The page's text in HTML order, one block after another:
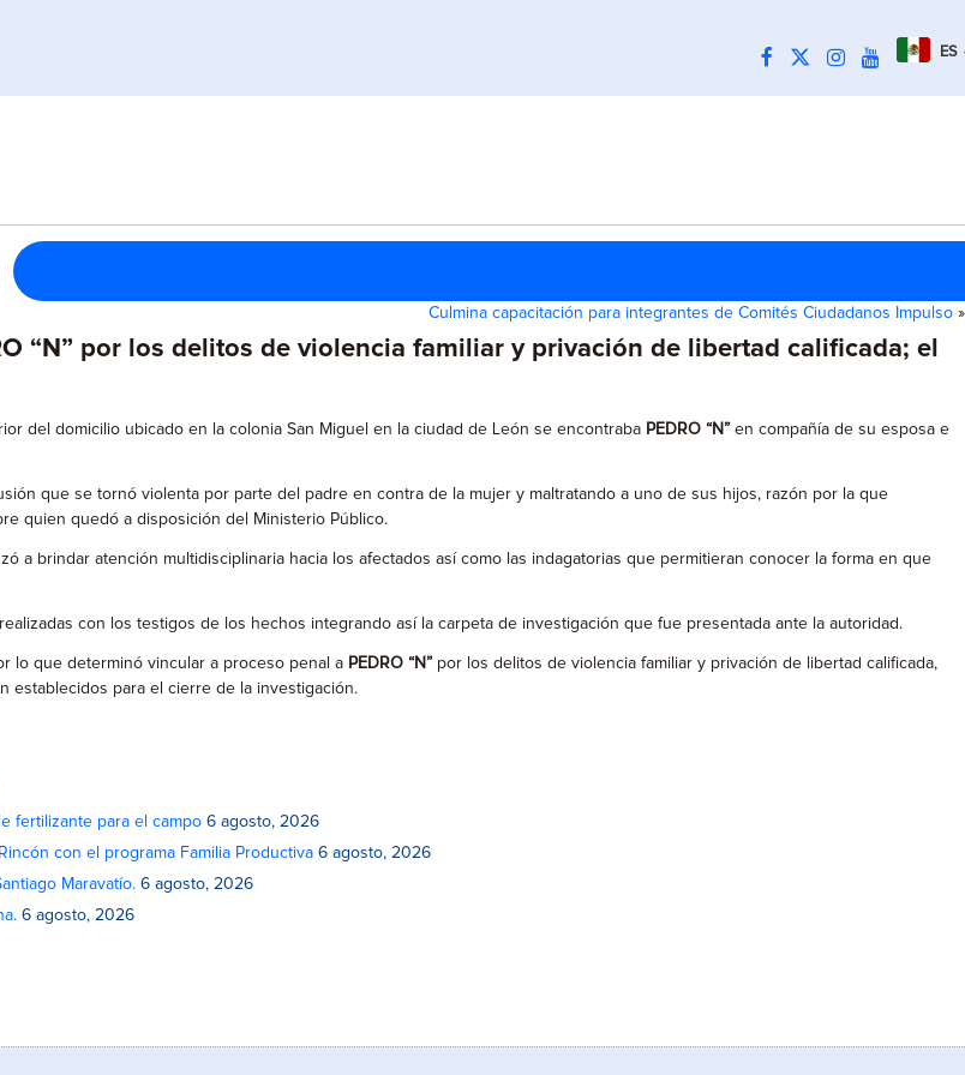
ES
Culmina capacitación para integrantes de Comités Ciudadanos Impulso »
“N” por los delitos de violencia familiar y privación de libertad calificada; el
del domicilio ubicado en la colonia San Miguel en la ciudad de León se encontraba PEDRO “N” en compañía de su esposa e
que se tornó violenta por parte del padre en contra de la mujer y maltratando a uno de sus hijos, razón por la que
quien quedó a disposición del Ministerio Público.
a brindar atención multidisciplinaria hacia los afectados así como las indagatorias que permitieran conocer la forma en que
con los testigos de los hechos integrando así la carpeta de investigación que fue presentada ante la autoridad.
lo que determinó vincular a proceso penal a PEDRO “N” por los delitos de violencia familiar y privación de libertad calificada,
establecidos para el cierre de la investigación.
fertilizante para el campo 6 agosto, 2026
con el programa Familia Productiva 6 agosto, 2026
Maravatío. 6 agosto, 2026
6 agosto, 2026